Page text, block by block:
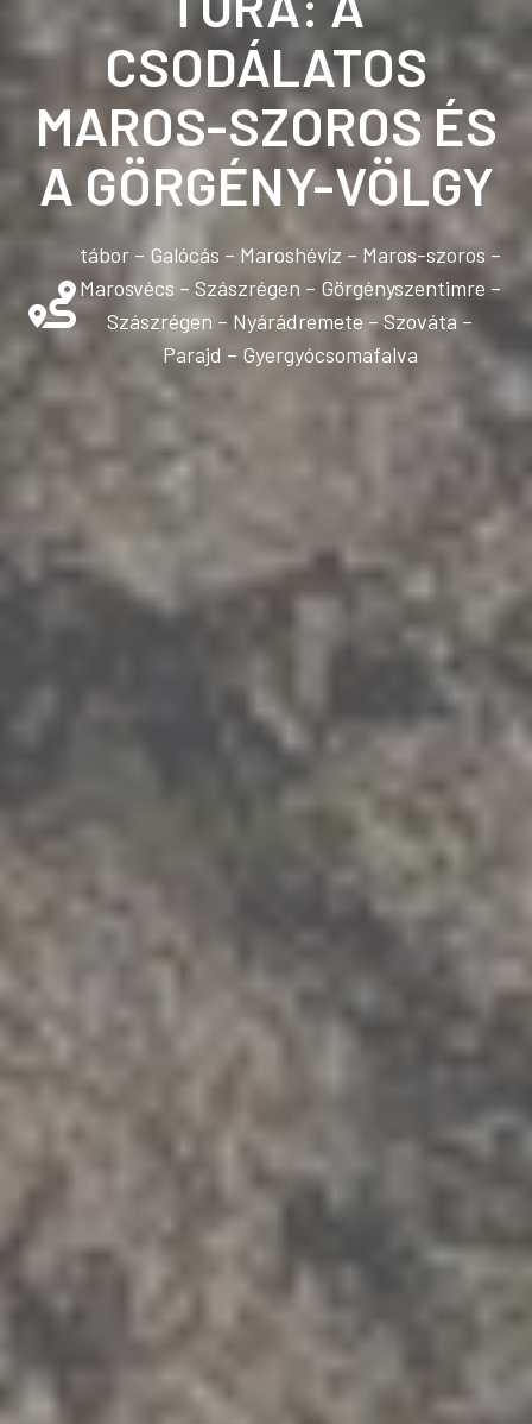
CSODÁLATOS
MAROS-SZOROS ÉS
A GÖRGÉNY-VÖLGY
tábor – Galócás – Maroshévíz – Maros-szoros –
Marosvécs – Szászrégen – Görgényszentimre –
Szászrégen – Nyárádremete – Szováta –
Parajd – Gyergyócsomafalva